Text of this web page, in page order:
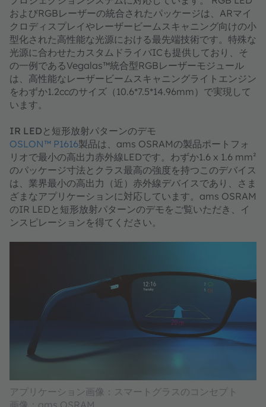
およびRGBレーザーの統合されたパッケージは、ARマイ
クロディスプレイやレーザービームスキャニング向けの小
型化された高性能な光源における最先端技術です。特殊な
光源に合わせたカスタムドライバICも提供しており、そ
の一例であるVegalas™統合型RGBレーザーモジュール
は、高性能なレーザービームスキャニングライトエンジン
をわずか1.2ccのサイズ（10.6*7.5*14.96mm）で実現して
います。
IR LEDと短形放射パターンのデモ
OSLON™ P1616製品は、ams OSRAMの製品ポートフォ
リオで最小の高出力赤外線LEDです。わずか1.6 x 1.6 mm²
のパッケージ寸法とクラス最高の強度を持つこのデバイス
は、業界最小の高出力（近）赤外線デバイスであり、さま
ざまなアプリケーションに対応しています。ams OSRAM
のIR LEDと短形放射パターンのデモをご覧いただき、イ
ンスピレーションを得てください。
アプリケーション画像：スマートグラスのコンセプト